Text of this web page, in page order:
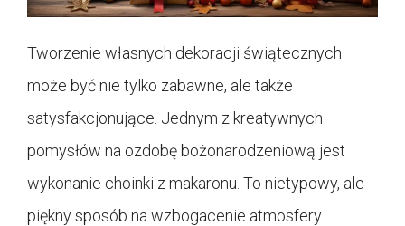
Tworzenie własnych dekoracji świątecznych
może być nie tylko zabawne, ale także
satysfakcjonujące. Jednym z kreatywnych
pomysłów na ozdobę bożonarodzeniową jest
wykonanie choinki z makaronu. To nietypowy, ale
piękny sposób na wzbogacenie atmosfery